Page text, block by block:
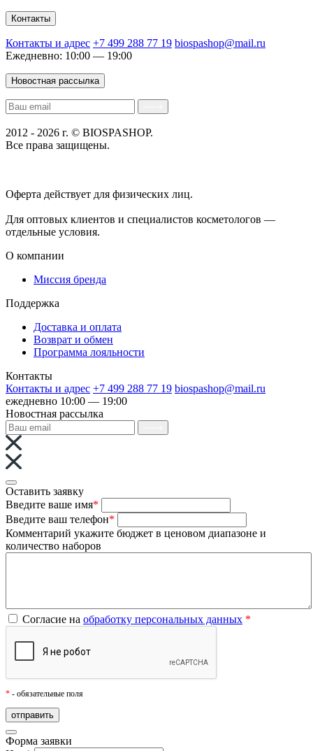
Контакты
Контакты и адрес +7 499 288 77 19 biospashop@mail.ru
Ежедневно: 10:00 — 19:00
Новостная рассылка
2012 - 2026 г. © BIOSPASHOP.
Все права защищены.
Оферта действует для физических лиц.
Для оптовых клиентов и специалистов косметологов —
отдельные условия.
О компании
Миссия бренда
Поддержка
Доставка и оплата
Возврат и обмен
Программа лояльности
Контакты
Контакты и адрес +7 499 288 77 19 biospashop@mail.ru
ежедневно 10:00 — 19:00
Новостная рассылка
Оставить заявку
Введите ваше имя*
Введите ваш телефон*
Комментарий укажите бюджет в ценовом диапазоне и
количество наборов
Согласие на обработку персональных данных *
* - обязательные поля
Форма заявки